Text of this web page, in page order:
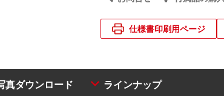
仕様書印刷用ページ
真ダウンロード ラインナップ